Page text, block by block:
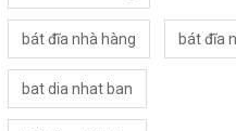
bát đĩa nhà hàng bát đĩa
bat dia nhat ban